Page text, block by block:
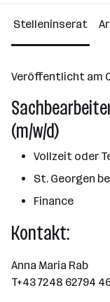
Grieskirchen
Stelleninserat
Veröffentlicht am
(m/w/d)
Vollzeit oder
St. Georgen
Finance
Kontakt:
Anna Maria Rab
T+43 7248 62794